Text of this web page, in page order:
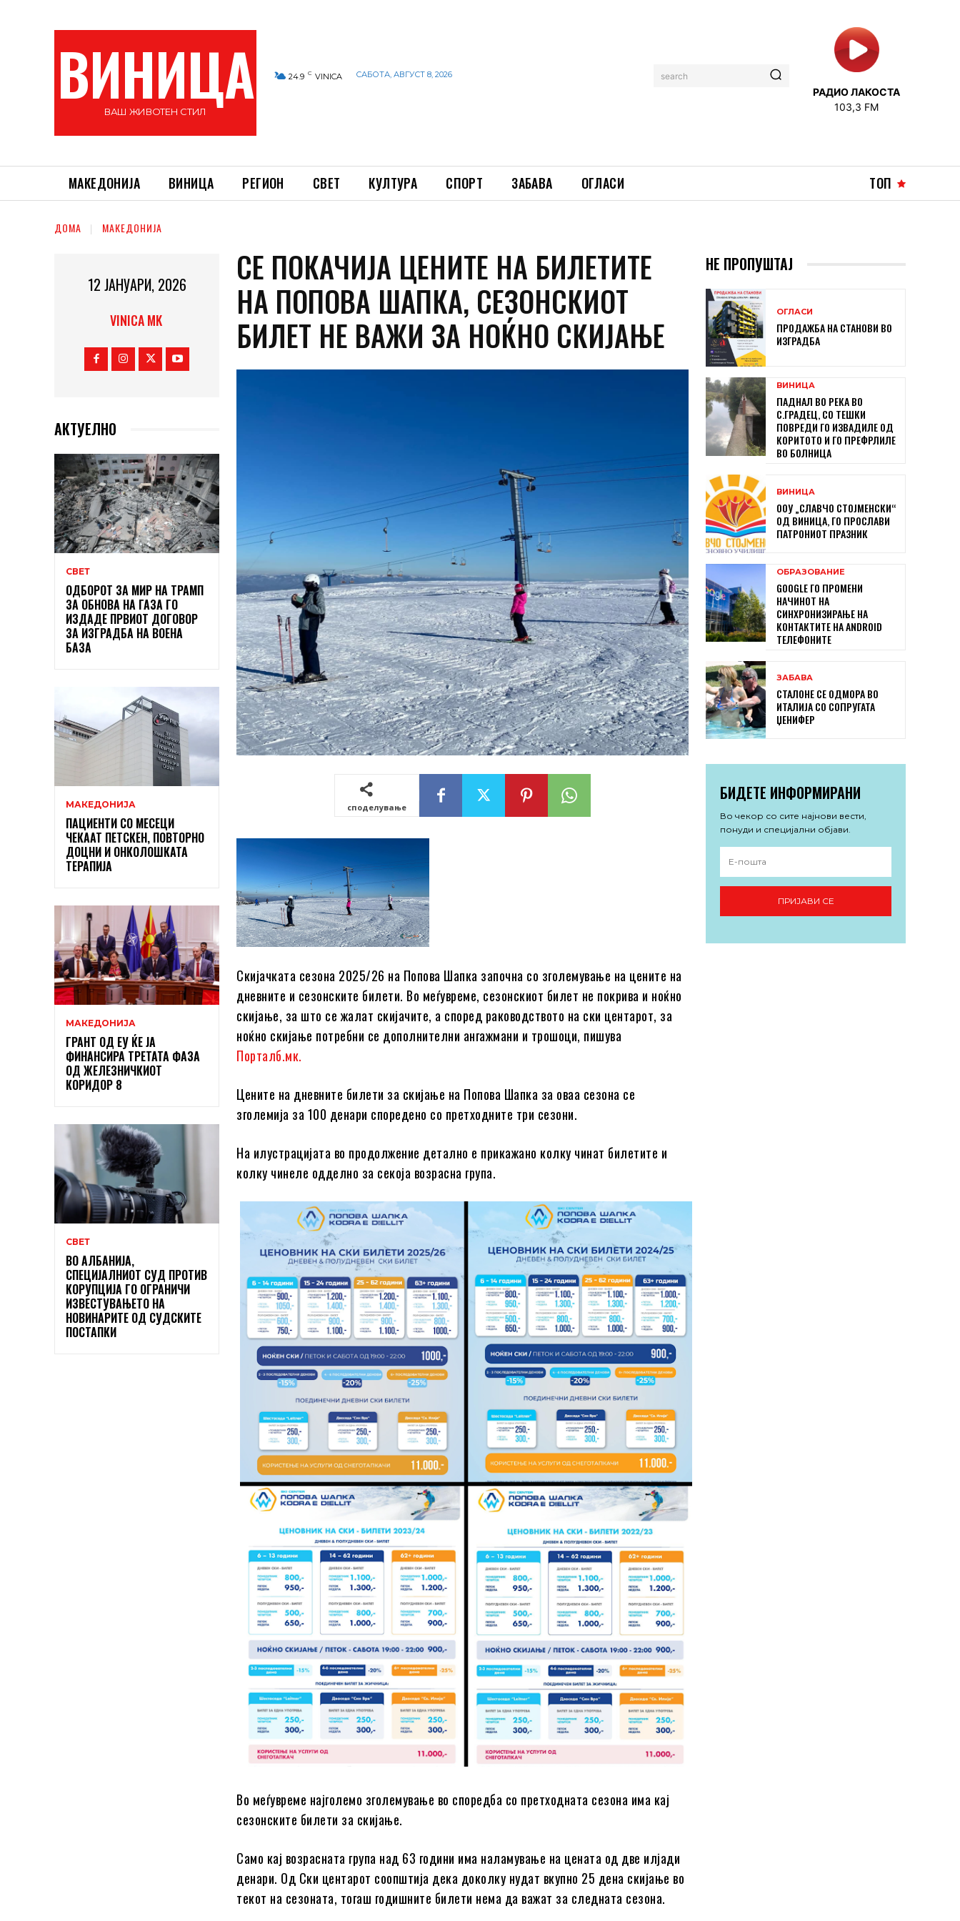
ВИНИЦА
ВАШ ЖИВОТЕН СТИЛ
24.9 C VINICA САБОТА, АВГУСТ 8, 2026 search
РАДИО ЛАКОСТА
103,3 FM
МАКЕДОНИЈА ВИНИЦА РЕГИОН СВЕТ КУЛТУРА СПОРТ ЗАБАВА ОГЛАСИ ТОП
ДОМА МАКЕДОНИЈА
12 ЈАНУАРИ, 2026
VINICA MK
АКТУЕЛНО
СВЕТ
ОДБОРОТ ЗА МИР НА ТРАМП
ЗА ОБНОВА НА ГАЗА ГО
ИЗДАДЕ ПРВИОТ ДОГОВОР
ЗА ИЗГРАДБА НА ВОЕНА
БАЗА
МАКЕДОНИЈА
ПАЦИЕНТИ СО МЕСЕЦИ
ЧЕКААТ ПЕТСКЕН, ПОВТОРНО
ДОЦНИ И ОНКОЛОШКАТА
ТЕРАПИЈА
МАКЕДОНИЈА
ГРАНТ ОД ЕУ ЌЕ ЈА
ФИНАНСИРА ТРЕТАТА ФАЗА
ОД ЖЕЛЕЗНИЧКИОТ
КОРИДОР 8
СВЕТ
ВО АЛБАНИЈА,
СПЕЦИЈАЛНИОТ СУД ПРОТИВ
КОРУПЦИЈА ГО ОГРАНИЧИ
ИЗВЕСТУВАЊЕТО НА
НОВИНАРИТЕ ОД СУДСКИТЕ
ПОСТАПКИ
СЕ ПОКАЧИЈА ЦЕНИТЕ НА БИЛЕТИТЕ
НА ПОПОВА ШАПКА, СЕЗОНСКИОТ
БИЛЕТ НЕ ВАЖИ ЗА НОЌНО СКИЈАЊЕ
споделување
Скијачката сезона 2025/26 на Попова Шапка започна со зголемување на цените на
дневните и сезонските билети. Во меѓувреме, сезонскиот билет не покрива и ноќно
скијање, за што се жалат скијачите, а според раководството на ски центарот, за
ноќно скијање потребни се дополнителни ангажмани и трошоци, пишува
Порталб.мк.
Цените на дневните билети за скијање на Попова Шапка за оваа сезона се
зголемија за 100 денари споредено со претходните три сезони.
На илустрацијата во продолжение детално е прикажано колку чинат билетите и
колку чинеле одделно за секоја возрасна група.
Во меѓувреме најголемо зголемување во споредба со претходната сезона има кај
сезонските билети за скијање.
Само кај возрасната група над 63 години има наламување на цената од две илјади
денари. Од Ски центарот соопштија дека доколку нудат вкупно 25 дена скијање во
текот на сезоната, тогаш годишните билети нема да важат за следната сезона.
НЕ ПРОПУШТАЈ
ОГЛАСИ
ПРОДАЖБА НА СТАНОВИ ВО
ИЗГРАДБА
ВИНИЦА
ПАДНАЛ ВО РЕКА ВО
С.ГРАДЕЦ, СО ТЕШКИ
ПОВРЕДИ ГО ИЗВАДИЛЕ ОД
КОРИТОТО И ГО ПРЕФРЛИЛЕ
ВО БОЛНИЦА
ВИНИЦА
ООУ „СЛАВЧО СТОЈМЕНСКИ“
ОД ВИНИЦА, ГО ПРОСЛАВИ
ПАТРОНИОТ ПРАЗНИК
ОБРАЗОВАНИЕ
GOOGLE ГО ПРОМЕНИ
НАЧИНОТ НА
СИНХРОНИЗИРАЊЕ НА
КОНТАКТИТЕ НА ANDROID
ТЕЛЕФОНИТЕ
ЗАБАВА
СТАЛОНЕ СЕ ОДМОРА ВО
ИТАЛИЈА СО СОПРУГАТА
ЏЕНИФЕР
БИДЕТЕ ИНФОРМИРАНИ
Во чекор со сите најнови вести,
понуди и специјални објави.
ПРИЈАВИ СЕ